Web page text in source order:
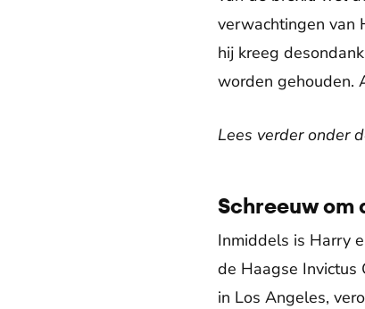
verwachtingen van
hij kreeg
worden gehouden.
Lees verder onder
Schreeuw om
Inmiddels is Harry
de Haagse Invictus
in Los Angeles,